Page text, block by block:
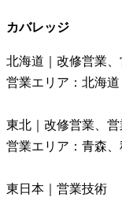
カバレッジ
北海道｜改修営業
営業エリア：北海道
東北｜改修営業、
営業エリア：青森
東日本｜営業技術